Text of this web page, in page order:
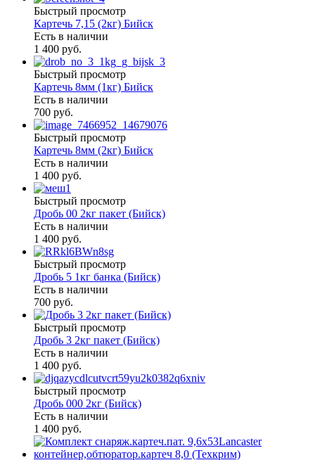
Быстрый просмотр
Картечь 7,15 (2кг) Бийск
Есть в наличии
1 400 руб.
Быстрый просмотр
Картечь 8мм (1кг) Бийск
Есть в наличии
700 руб.
Быстрый просмотр
Картечь 8мм (2кг) Бийск
Есть в наличии
1 400 руб.
Быстрый просмотр
Дробь 00 2кг пакет (Бийск)
Есть в наличии
1 400 руб.
Быстрый просмотр
Дробь 5 1кг банка (Бийск)
Есть в наличии
700 руб.
Быстрый просмотр
Дробь 3 2кг пакет (Бийск)
Есть в наличии
1 400 руб.
Быстрый просмотр
Дробь 000 2кг (Бийск)
Есть в наличии
1 400 руб.